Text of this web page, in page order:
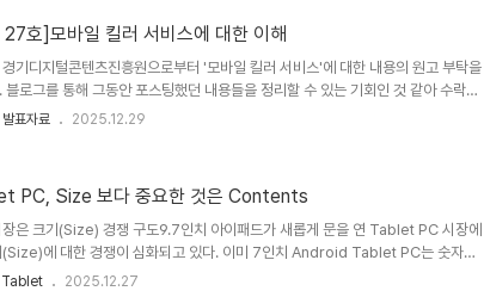
27호]모바일 킬러 서비스에 대한 이해
경기디지털콘텐츠진흥원으로부터 '모바일 킬러 서비스'에 대한 내용의 원고 부탁을
블로그를 통해 그동안 포스팅했던 내용들을 정리할 수 있는 기회인 것 같아 수락하
당 원고 내용은 아래와 같으며 팝콘 27호에 개제되었다. 음성 시대를 지나 데이터
보인다. 음성 수익은 서서히 감소하고 있으며 데이터 수익은 빠르게 성장하고 있는
Sharma Consulting 보고서에 의하면 미국 이동통신 시장은 ..
표자료 2025.12.29
PC, Size 보다 중요한 것은 Contents
장은 크기(Size) 경쟁 구도9.7인치 아이패드가 새롭게 문을 연 Tablet PC 시장에
(Size)에 대한 경쟁이 심화되고 있다. 이미 7인치 Android Tablet PC는 숫자를
이 무의미할 정도로 시장에 난립하고 있으며, Apple이 7인치 시장에 대항하기 위
Tablet 2025.12.27